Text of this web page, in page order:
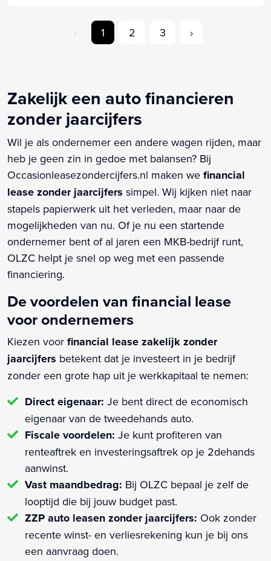
‹ 1 2 3 ›
Zakelijk een auto financieren
zonder jaarcijfers
Wil je als ondernemer een andere wagen rijden, maar
heb je geen zin in gedoe met balansen? Bij
Occasionleasezondercijfers.nl maken we financial
lease zonder jaarcijfers simpel. Wij kijken niet naar
stapels papierwerk uit het verleden, maar naar de
mogelijkheden van nu. Of je nu een startende
ondernemer bent of al jaren een MKB-bedrijf runt,
OLZC helpt je snel op weg met een passende
financiering.
De voordelen van financial lease
voor ondernemers
Kiezen voor financial lease zakelijk zonder
jaarcijfers betekent dat je investeert in je bedrijf
zonder een grote hap uit je werkkapitaal te nemen:
Direct eigenaar: Je bent direct de economisch
eigenaar van de tweedehands auto.
Fiscale voordelen: Je kunt profiteren van
renteaftrek en investeringsaftrek op je 2dehands
aanwinst.
Vast maandbedrag: Bij OLZC bepaal je zelf de
looptijd die bij jouw budget past.
ZZP auto leasen zonder jaarcijfers: Ook zonder
recente winst- en verliesrekening kun je bij ons
een aanvraag doen.